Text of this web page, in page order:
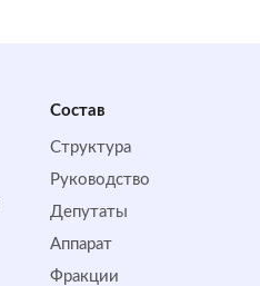
Состав
Структура
Руководство
Депутаты
Аппарат
Фракции